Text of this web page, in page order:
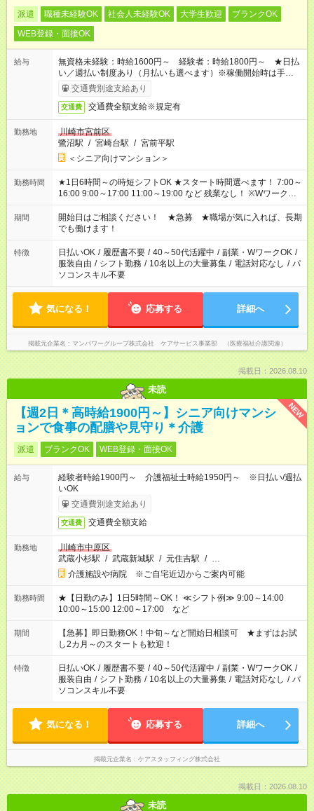
派遣 職種未経験OK 社会人未経験OK 大学生歓迎
ブランクOK
WEB登録・面接OK
給与
無資格未経験：時給1600円～ 経験者：時給1800円～ ★日払
い／週払い制度あり（月払いも選べます）※稼働開始時は手続き
完了次第のお支払いとなります。
交通費別途支給あり
交通費 交通費全額支給※規定有
勤務地
川崎市宮前区
鷺沼駅 / 宮崎台駅 / 宮前平駅
＜シニア向けマンション＞
勤務時間
★1日6時間～の時短シフトOK ★スタート時間選べます！ 7:00～
16:00 9:00～17:00 11:00～19:00 など 残業なし！ ※Wワークの
場合、他のお仕事と合わせ週40時間超の就業はご案内できませ
ん ※法令に基づき、週20時間以上勤務は社会保険への加入対象
となります ※労働者派遣法（日雇い派遣の原則禁止）により、
短時間・短期間の就業はご案内が難しい場合があります
期間
開始日はご相談ください！ ★急募 ★職場が気に入れば、長期
でも働けます！
特徴 日払いOK / 履歴書不要 / 40～50代活躍中 / 副業・WワークOK /
服装自由 / シフト勤務 / 10名以上の大量募集 / 電話対応なし / パ
ソコンスキル不要
気になる！ 応募する 詳細へ
掲載元企業名 マンパワーグループ株式会社 ケアサービス事業部 （医療福祉介護関連）
掲載日：2026.08.10
未読
NEW
【週2日＊高時給1900円～】シニア向けマンシ
ョンで食事の配膳や見守り＊介護
派遣 ブランクOK WEB登録・面接OK
給与
経験者時給1900円～ 介護福祉士時給1950円～ ※日払い/週払
いOK
交通費別途支給あり
交通費 交通費全額支給
勤務地
川崎市中原区
武蔵小杉駅 / 武蔵新城駅 / 元住吉駅 / …
介護施設や病院 ※ご自宅近辺からご案内可能
勤務時間
★【日勤のみ】1日5時間～OK！ ≪シフト例≫ 9:00～14:00
10:00～15:00 12:00～17:00 など
期間
【急募】即日勤務OK！中旬～など開始日相談可 ★まずはお試
し2カ月～のスタートも歓迎！
特徴 日払いOK / 履歴書不要 / 40～50代活躍中 / 副業・WワークOK /
服装自由 / シフト勤務 / 10名以上の大量募集 / 電話対応なし / パ
ソコンスキル不要
気になる！ 応募する 詳細へ
掲載元企業名 ケアスタッフィング株式会社
掲載日：2026.08.10
未読